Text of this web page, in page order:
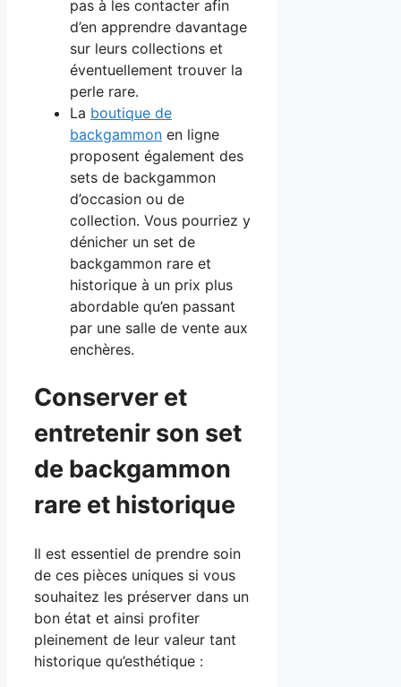
pas à les contacter afin
d’en apprendre davantage
sur leurs collections et
éventuellement trouver la
perle rare.
La boutique de
backgammon en ligne
proposent également des
sets de backgammon
d’occasion ou de
collection. Vous pourriez y
dénicher un set de
backgammon rare et
historique à un prix plus
abordable qu’en passant
par une salle de vente aux
enchères.
Conserver et
entretenir son set
de backgammon
rare et historique
Il est essentiel de prendre soin
de ces pièces uniques si vous
souhaitez les préserver dans un
bon état et ainsi profiter
pleinement de leur valeur tant
historique qu’esthétique :